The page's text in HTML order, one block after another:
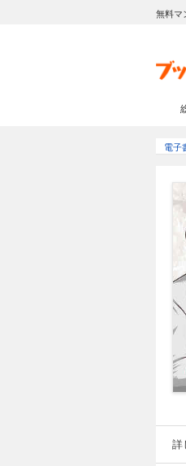
無料マ
電子
詳